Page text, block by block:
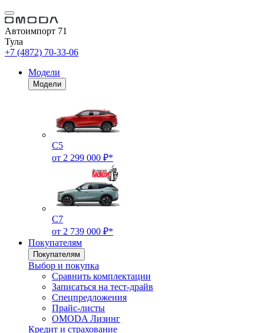
Автоимпорт 71
Тула
+7 (4872) 70-33-06
Модели
Модели
C5
от 2 299 000 ₽*
C7
от 2 739 000 ₽*
Покупателям
Покупателям
Выбор и покупка
Сравнить комплектации
Записаться на тест-драйв
Cпецпредложения
Прайс-листы
OMODA Лизинг
Кредит и страхование